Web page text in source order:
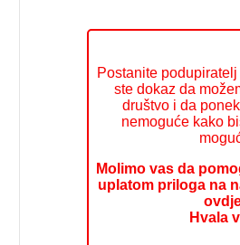
Postanite
ste dokaz da
društvo i da
nemoguće kako
Molimo vas da
uplatom priloga na
Hvala